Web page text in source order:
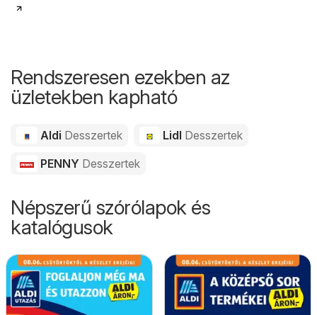
Rendszeresen ezekben az
üzletekben kapható
Aldi Desszertek Lidl Desszertek
PENNY Desszertek
Népszerű szórólapok és
katalógusok